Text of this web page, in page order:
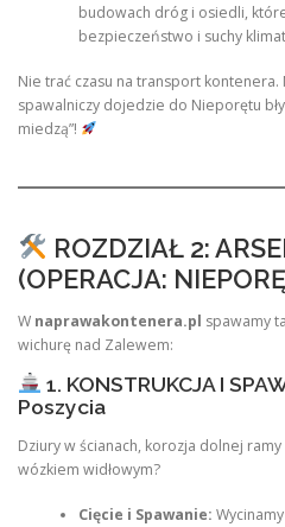
budowach dróg i osiedli,
bezpieczeństwo i suchy
Nie trać czasu na transport
spawalniczy dojedzie do Nieporętu
miedzą”!
ROZDZIAŁ 2:
(OPERACJA:
W naprawakontenera.pl spawamy
wichurę nad Zalewem:
1. KONSTRUKCJA I
Poszycia
Dziury w ścianach, korozja dolnej
wózkiem widłowym?
Cięcie i Spawanie: